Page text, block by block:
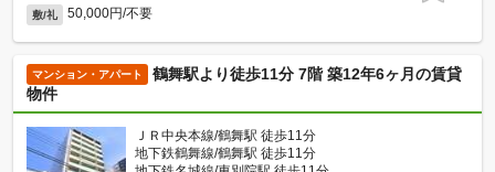
敷/礼 50,000円/不要
マンション・アパート
鶴舞駅より徒歩11分 7階 築12年6ヶ月の賃貸
物件
ＪＲ中央本線/鶴舞駅 徒歩11分
地下鉄鶴舞線/鶴舞駅 徒歩11分